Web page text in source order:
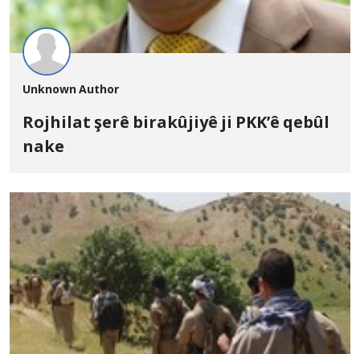
Unknown Author
Rojhilat şerê birakûjiyê ji PKK’ê qebûl
nake